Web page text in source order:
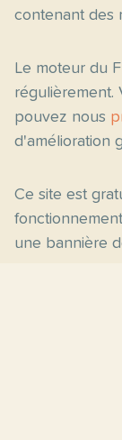
contenant des
Le moteur du
régulièrement.
pouvez nous
d'amélioration
Ce site est
une bannière